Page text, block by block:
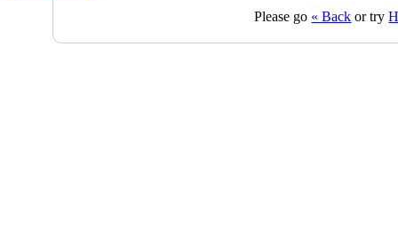
Please go « Back or try